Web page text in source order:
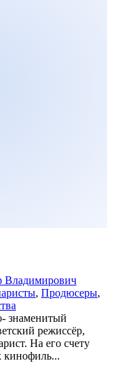
Владимирович
, Продюсеры,
знаменитый
режиссёр,
На его счету
кинофиль...